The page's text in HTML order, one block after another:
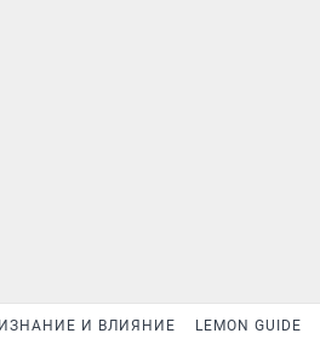
И ВЛИЯНИЕ LEMON GUIDE